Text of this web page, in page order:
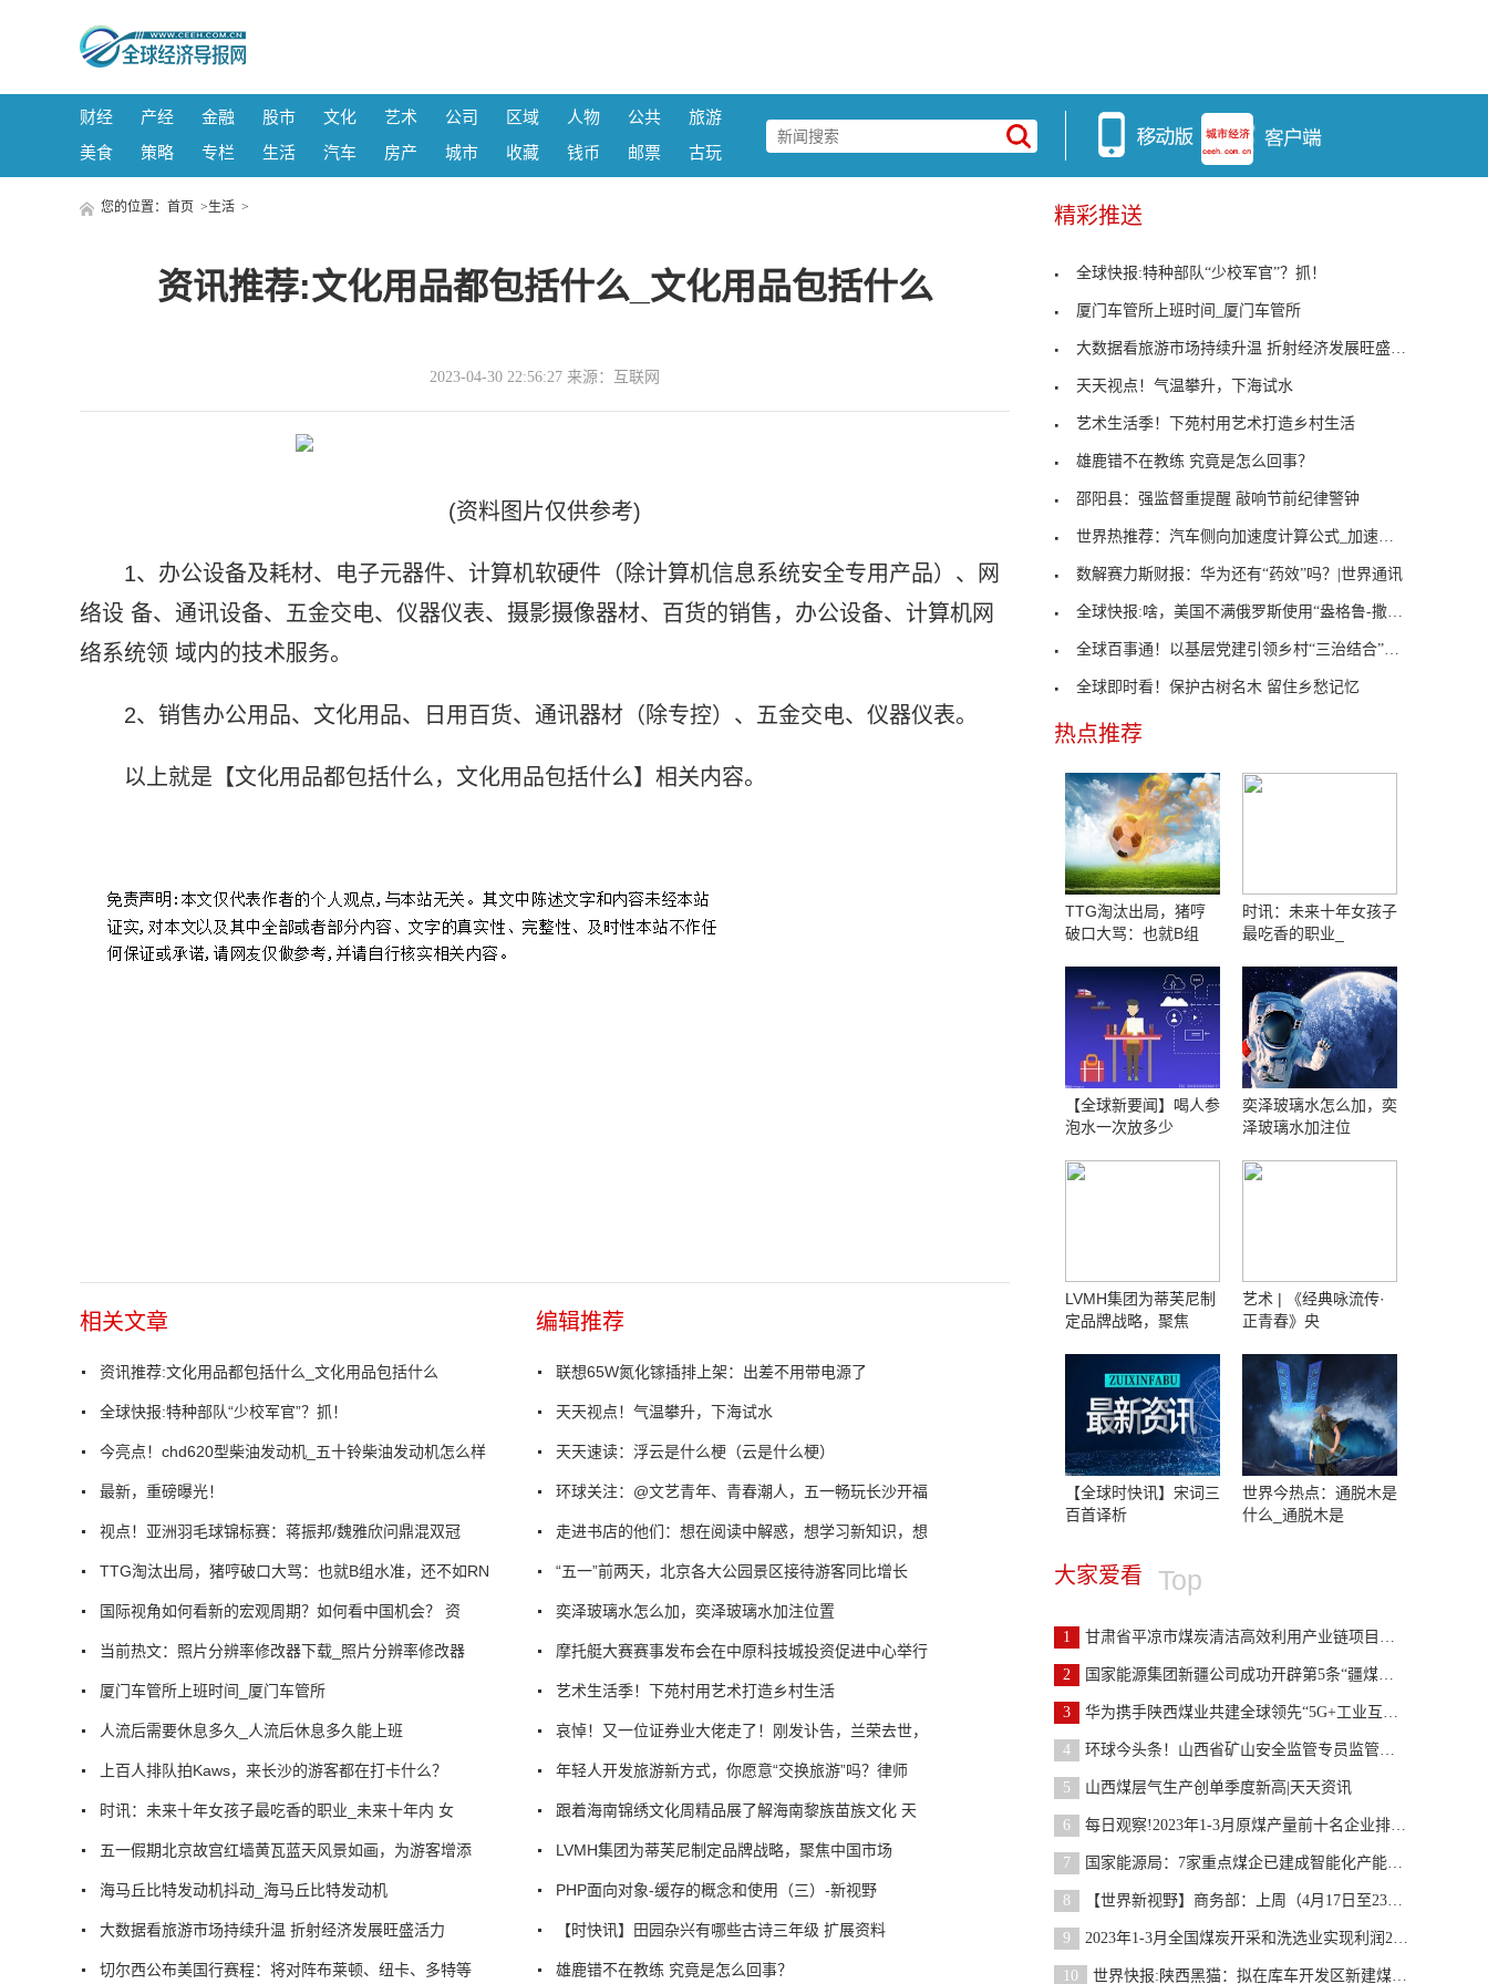
财经 产经 金融 股市 文化 艺术 公司 区域 人物 公共
旅游
美食
策略 专栏 生活 汽车 房产 城市 收藏 钱币 邮票 古玩
您的位置： 首页 >生活 >
资讯推荐:文化用品都包括什么_文化用品包括什么
2023-04-30 22:56:27 来源：互联网
(资料图片仅供参考)
1、办公设备及耗材、电子元器件、计算机软硬件（除计算机信息系统安全专用产品）、网
络设 备、通讯设备、五金交电、仪器仪表、摄影摄像器材、百货的销售，办公设备、计算机网
络系统领 域内的技术服务。
2、销售办公用品、文化用品、日用百货、通讯器材（除专控）、五金交电、仪器仪表。
以上就是【文化用品都包括什么，文化用品包括什么】相关内容。
相关文章
资讯推荐:文化用品都包括什么_文化用品包括什么
全球快报:特种部队“少校军官”？抓！
今亮点！chd620型柴油发动机_五十铃柴油发动机怎么样
最新，重磅曝光！
视点！亚洲羽毛球锦标赛：蒋振邦/魏雅欣问鼎混双冠
TTG淘汰出局，猪哼破口大骂：也就B组水准，还不如RN
国际视角如何看新的宏观周期？如何看中国机会？ 资
当前热文：照片分辨率修改器下载_照片分辨率修改器
厦门车管所上班时间_厦门车管所
人流后需要休息多久_人流后休息多久能上班
上百人排队拍Kaws，来长沙的游客都在打卡什么？
时讯：未来十年女孩子最吃香的职业_未来十年内 女
五一假期北京故宫红墙黄瓦蓝天风景如画，为游客增添
海马丘比特发动机抖动_海马丘比特发动机
大数据看旅游市场持续升温 折射经济发展旺盛活力
切尔西公布美国行赛程：将对阵布莱顿、纽卡、多特等
编辑推荐
联想65W氮化镓插排上架：出差不用带电源了
天天视点！气温攀升，下海试水
天天速读：浮云是什么梗（云是什么梗）
环球关注：@文艺青年、青春潮人，五一畅玩长沙开福
走进书店的他们：想在阅读中解惑，想学习新知识，想
“五一”前两天，北京各大公园景区接待游客同比增长
奕泽玻璃水怎么加，奕泽玻璃水加注位置
摩托艇大赛赛事发布会在中原科技城投资促进中心举行
艺术生活季！下苑村用艺术打造乡村生活
哀悼！又一位证券业大佬走了！刚发讣告，兰荣去世，
年轻人开发旅游新方式，你愿意“交换旅游”吗？律师
跟着海南锦绣文化周精品展了解海南黎族苗族文化 天
LVMH集团为蒂芙尼制定品牌战略，聚焦中国市场
PHP面向对象-缓存的概念和使用（三）-新视野
【时快讯】田园杂兴有哪些古诗三年级 扩展资料
雄鹿错不在教练 究竟是怎么回事？
精彩推送
全球快报:特种部队“少校军官”？抓！
厦门车管所上班时间_厦门车管所
大数据看旅游市场持续升温 折射经济发展旺盛活力
天天视点！气温攀升，下海试水
艺术生活季！下苑村用艺术打造乡村生活
雄鹿错不在教练 究竟是怎么回事？
邵阳县：强监督重提醒 敲响节前纪律警钟
世界热推荐：汽车侧向加速度计算公式_加速度计算公
数解赛力斯财报：华为还有“药效”吗？|世界通讯
全球快报:啥，美国不满俄罗斯使用“盎格鲁-撒克逊人
全球百事通！以基层党建引领乡村“三治结合”，推进
全球即时看！保护古树名木 留住乡愁记忆
热点推荐
TTG淘汰出局，猪哼
破口大骂：也就B组
时讯：未来十年女孩子
最吃香的职业_
【全球新要闻】喝人参
泡水一次放多少
奕泽玻璃水怎么加，奕
泽玻璃水加注位
LVMH集团为蒂芙尼制
定品牌战略，聚焦
艺术 | 《经典咏流传·
正青春》央
【全球时快讯】宋词三
百首译析
世界今热点：通脱木是
什么_通脱木是
大家爱看 Top
1 甘肃省平凉市煤炭清洁高效利用产业链项目推进势头良
2 国家能源集团新疆公司成功开辟第5条“疆煤外运”通
3 华为携手陕西煤业共建全球领先“5G+工业互联网”智
4 环球今头条！山西省矿山安全监管专员监管煤矿情况表
5 山西煤层气生产创单季度新高|天天资讯
6 每日观察!2023年1-3月原煤产量前十名企业排名公布
7 国家能源局：7家重点煤企已建成智能化产能13.93亿吨
8 【世界新视野】商务部：上周（4月17日至23日）全国
9 2023年1-3月全国煤炭开采和洗选业实现利润2250.7亿
10 世界快报:陕西黑猫：拟在库车开发区新建煤化工循环